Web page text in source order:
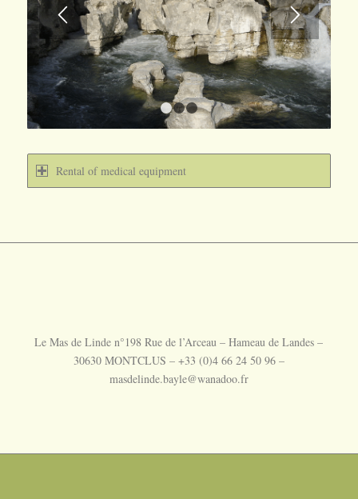
1 2 3
Rental of medical equipment
Le Mas de Linde n°198 Rue de l’Arceau – Hameau de Landes –
30630 MONTCLUS – +33 (0)4 66 24 50 96 –
masdelinde.bayle@wanadoo.fr